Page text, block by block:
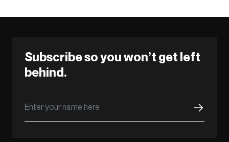
Subscribe so you won’t get left
behind.